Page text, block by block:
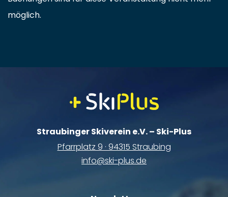
möglich.
Straubinger Skiverein e.V. – Ski-Plus
Pfarrplatz 9 · 94315 Straubing
info@ski-plus.de